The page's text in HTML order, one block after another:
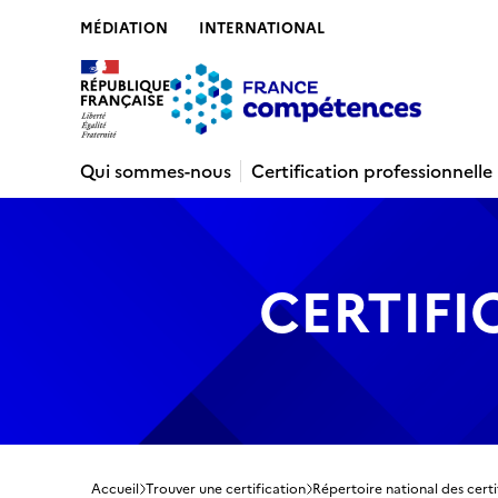
MÉDIATION INTERNATIONAL
Qui sommes-nous
Certification professionnelle
Accueil Trouver une certification Répertoire national des